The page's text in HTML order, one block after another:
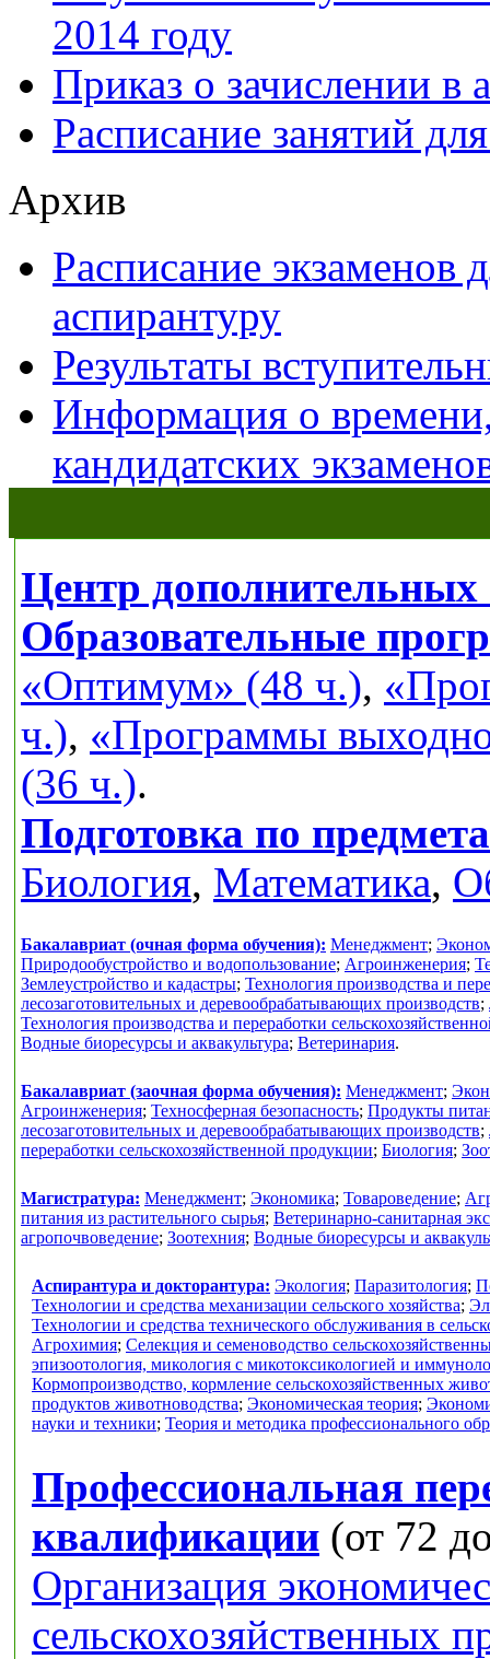
2014 году
Приказ о зачислении в
Расписание занятий
Архив
Расписание экзаменов
аспирантуру
Результаты
Информация о
кандидатских
Центр дополнительных
Образовательные
«Оптимум» (48 ч.),
ч.), «Программы
(36 ч.).
Подготовка по
Биология, Математика,
Бакалавриат (очная форма обучения): Менеджмент;
Природообустройство и водопользование; Агроинженерия;
Землеустройство и кадастры; Технология производства и
лесозаготовительных и деревообрабатывающих производств;
Технология производства и переработки
Водные биоресурсы и аквакультура; Ветеринария.
Бакалавриат (заочная форма обучения): Менеджмент;
Агроинженерия; Техносферная безопасность; Продукты
лесозаготовительных и деревообрабатывающих производств;
переработки сельскохозяйственной продукции; Биология;
Магистратура: Менеджмент; Экономика; Товароведение;
питания из растительного сырья; Ветеринарно-санитарная
агропочвоведение; Зоотехния; Водные биоресурсы и
Аспирантура и докторантура: Экология; Паразитология;
Технологии и средства механизации сельского хозяйства;
Технологии и средства технического обслуживания в
Агрохимия; Селекция и семеноводство
эпизоотология, микология с микотоксикологией и
Кормопроизводство, кормление сельскохозяйственных
продуктов животноводства; Экономическая теория;
науки и техники; Теория и методика профессионального
Профессиональная
квалификации (от 72
Организация
сельскохозяйственных